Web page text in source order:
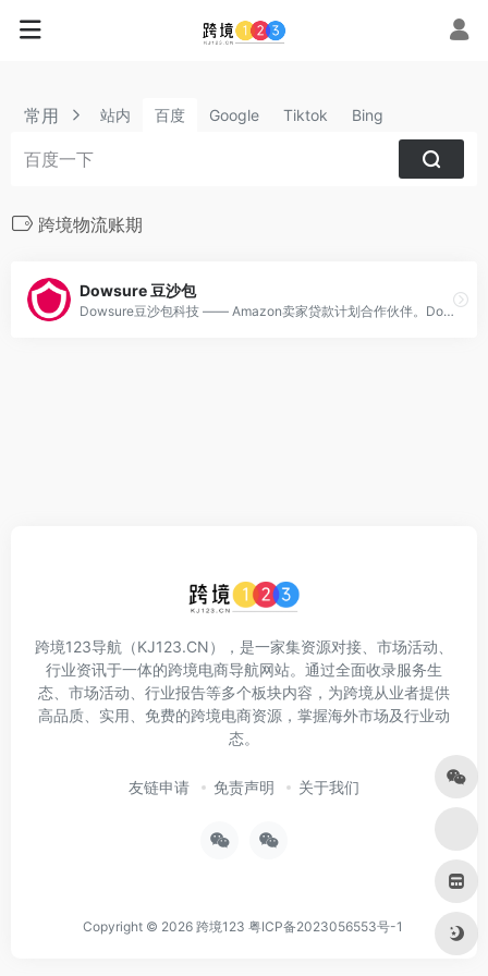
常用 站内 百度 Google Tiktok Bing
跨境物流账期
Dowsure 豆沙包
Dowsure豆沙包科技 —— Amazon卖家贷款计划合作伙伴。Dowsure豆沙包科技作为全球领先的跨境电商数字API平台，2017年在中国首创了跨境电商保险，2019年通过其API技术和先进的模型及算法，与银行合作上线数字金融产品，为跨境电商卖家提供更快捷、便利、安全的一站式资金解决方案。
跨境123导航（KJ123.CN），是一家集资源对接、市场活动、
行业资讯于一体的跨境电商导航网站。通过全面收录服务生
态、市场活动、行业报告等多个板块内容，为跨境从业者提供
高品质、实用、免费的跨境电商资源，掌握海外市场及行业动
态。
友链申请 免责声明 关于我们
Copyright © 2026 跨境123 粤ICP备2023056553号-1